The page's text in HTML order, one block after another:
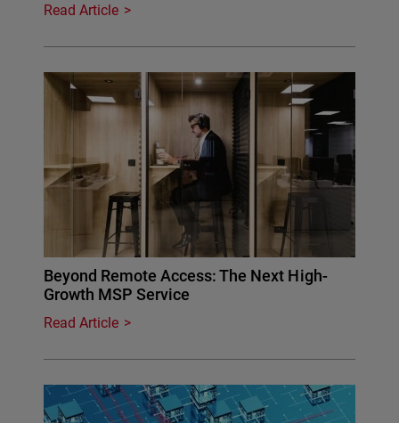
Read Article
Beyond Remote Access: The Next High-
Growth MSP Service
Read Article